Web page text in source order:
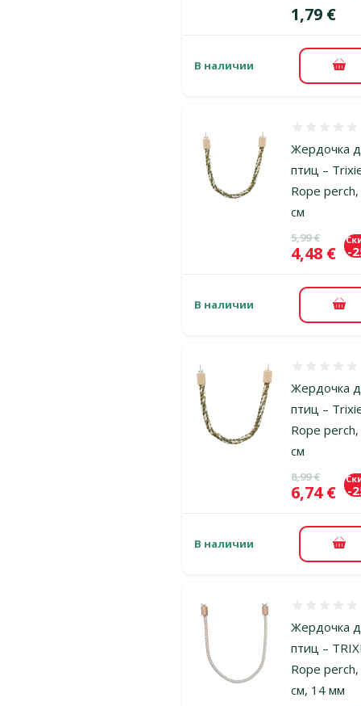
Цена
1,79 €
В наличии В
Жердочка
птиц –
Rope
см
Исходная
5,99 €
Цена
4,48 € -
В наличии В
Жердочка
птиц –
Rope
см
Исходная
8,99 €
Цена
6,74 € -
В наличии В
Жердочка
птиц –
Rope
см, 14 мм